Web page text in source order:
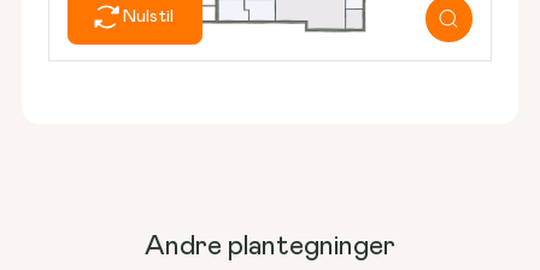
Nulstil
Andre plantegninger